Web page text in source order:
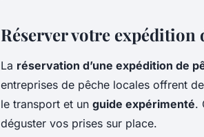
Réserver votre expédition
La réservation d’une expédition de
entreprises de pêche locales offrent
le transport et un guide expérimenté.
déguster vos prises sur place.